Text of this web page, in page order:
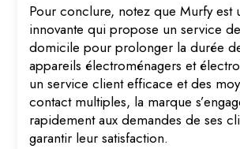
Pour conclure, notez que Murfy est
innovante qui propose un service
domicile pour prolonger la durée
appareils électroménagers et
un service client efficace et des
contact multiples, la marque
rapidement aux demandes de ses
garantir leur satisfaction.